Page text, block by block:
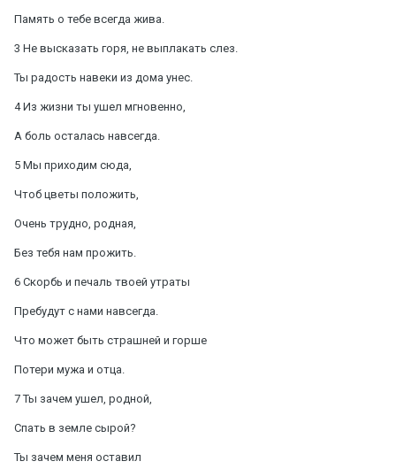
Память о тебе всегда жива.
3 Не высказать горя, не выплакать слез.
Ты радость навеки из дома унес.
4 Из жизни ты ушел мгновенно,
А боль осталась навсегда.
5 Мы приходим сюда,
Чтоб цветы положить,
Очень трудно, родная,
Без тебя нам прожить.
6 Скорбь и печаль твоей утраты
Пребудут с нами навсегда.
Что может быть страшней и горше
Потери мужа и отца.
7 Ты зачем ушел, родной,
Спать в земле сырой?
Ты зачем меня оставил